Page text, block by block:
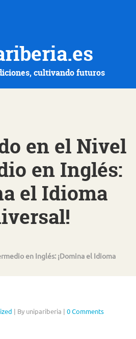
cultivando futuros
en el Nivel
en Inglés:
el Idioma
en Inglés: ¡Domina el Idioma
| By unipariberia | 0 Comments